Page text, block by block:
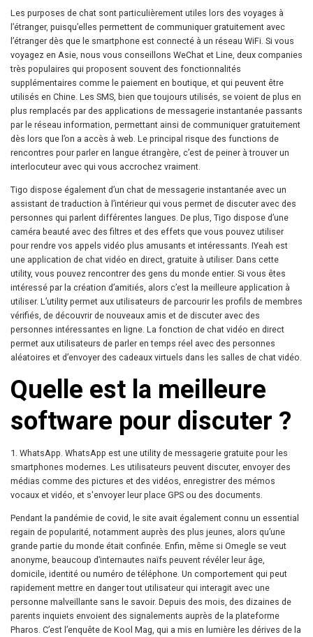
Les purposes de chat sont particulièrement utiles lors des voyages à
l’étranger, puisqu’elles permettent de communiquer gratuitement avec
l’étranger dès que le smartphone est connecté à un réseau WiFi. Si vous
voyagez en Asie, nous vous conseillons WeChat et Line, deux companies
très populaires qui proposent souvent des fonctionnalités
supplémentaires comme le paiement en boutique, et qui peuvent être
utilisés en Chine. Les SMS, bien que toujours utilisés, se voient de plus en
plus remplacés par des applications de messagerie instantanée passants
par le réseau information, permettant ainsi de communiquer gratuitement
dès lors que l’on a accès à web. Le principal risque des functions de
rencontres pour parler en langue étrangère, c’est de peiner à trouver un
interlocuteur avec qui vous accrochez vraiment.
Tigo dispose également d’un chat de messagerie instantanée avec un
assistant de traduction à l’intérieur qui vous permet de discuter avec des
personnes qui parlent différentes langues. De plus, Tigo dispose d’une
caméra beauté avec des filtres et des effets que vous pouvez utiliser
pour rendre vos appels vidéo plus amusants et intéressants. IYeah est
une application de chat vidéo en direct, gratuite à utiliser. Dans cette
utility, vous pouvez rencontrer des gens du monde entier. Si vous êtes
intéressé par la création d’amitiés, alors c’est la meilleure application à
utiliser. L’utility permet aux utilisateurs de parcourir les profils de membres
vérifiés, de découvrir de nouveaux amis et de discuter avec des
personnes intéressantes en ligne. La fonction de chat vidéo en direct
permet aux utilisateurs de parler en temps réel avec des personnes
aléatoires et d’envoyer des cadeaux virtuels dans les salles de chat vidéo.
Quelle est la meilleure
software pour discuter ?
1. WhatsApp. WhatsApp est une utility de messagerie gratuite pour les
smartphones modernes. Les utilisateurs peuvent discuter, envoyer des
médias comme des pictures et des vidéos, enregistrer des mémos
vocaux et vidéo, et s'envoyer leur place GPS ou des documents.
Pendant la pandémie de covid, le site avait également connu un essential
regain de popularité, notamment auprès des plus jeunes, alors qu’une
grande partie du monde était confinée. Enfin, même si Omegle se veut
anonyme, beaucoup d’internautes naïfs peuvent révéler leur âge,
domicile, identité ou numéro de téléphone. Un comportement qui peut
rapidement mettre en danger tout utilisateur qui interagit avec une
personne malveillante sans le savoir. Depuis des mois, des dizaines de
parents inquiets envoient des signalements auprès de la plateforme
Pharos. C’est l’enquête de Kool Mag, qui a mis en lumière les dérives de la